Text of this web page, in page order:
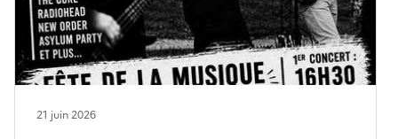
21 juin 2026